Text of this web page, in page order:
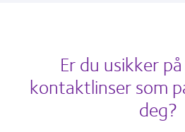
Er du usikker
kontaktlinser som
deg?